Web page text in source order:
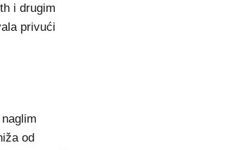
i drugim
privući
od